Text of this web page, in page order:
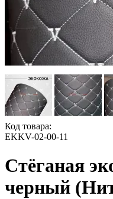
Код товара:
EKKV-02-00-11
Стёганая
черный